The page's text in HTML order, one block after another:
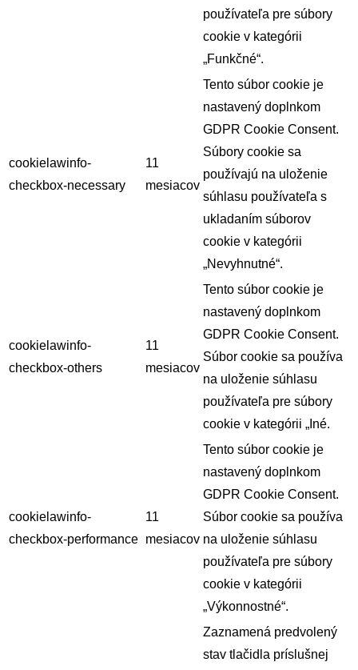
používateľa pre súbory
cookie v kategórii
„Funkčné“.
cookielawinfo-
checkbox-necessary
11
mesiacov
Tento súbor cookie je
nastavený doplnkom
GDPR Cookie Consent.
Súbory cookie sa
používajú na uloženie
súhlasu používateľa s
ukladaním súborov
cookie v kategórii
„Nevyhnutné“.
cookielawinfo-
checkbox-others
11
mesiacov
Tento súbor cookie je
nastavený doplnkom
GDPR Cookie Consent.
Súbor cookie sa používa
na uloženie súhlasu
používateľa pre súbory
cookie v kategórii „Iné.
cookielawinfo-
checkbox-performance
11
mesiacov
Tento súbor cookie je
nastavený doplnkom
GDPR Cookie Consent.
Súbor cookie sa používa
na uloženie súhlasu
používateľa pre súbory
cookie v kategórii
„Výkonnostné“.
Zaznamená predvolený
stav tlačidla príslušnej